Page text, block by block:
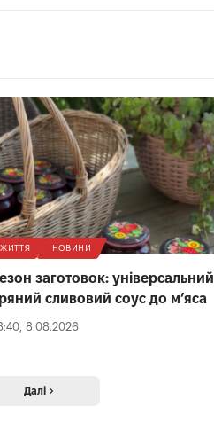
ЖИТТЯ НОВИНИ
заготовок: універсальний
сливовий соус до мʼяса
8.08.2026
Далі